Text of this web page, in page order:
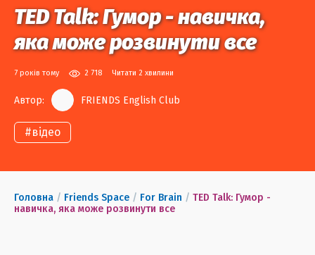
TED Talk: Гумор - навичка,
яка може розвинути все
7 років тому 2 718 Читати 2 хвилини
Автор: FRIENDS English Club
#відео
Головна / Friends Space / For Brain / TED Talk: Гумор -
навичка, яка може розвинути все